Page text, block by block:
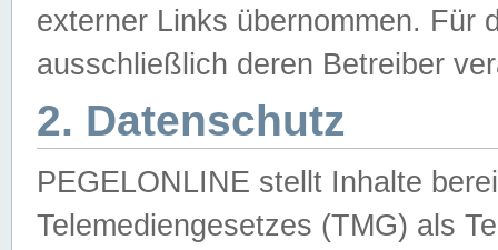
externer Links übernommen. Für
ausschließlich deren Betreiber
2. Datenschutz
PEGELONLINE stellt Inhalte
Telemediengesetzes (TMG) als